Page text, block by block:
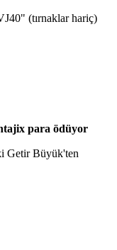
(tırnaklar hariç)
para ödüyor
Getir Büyük'ten